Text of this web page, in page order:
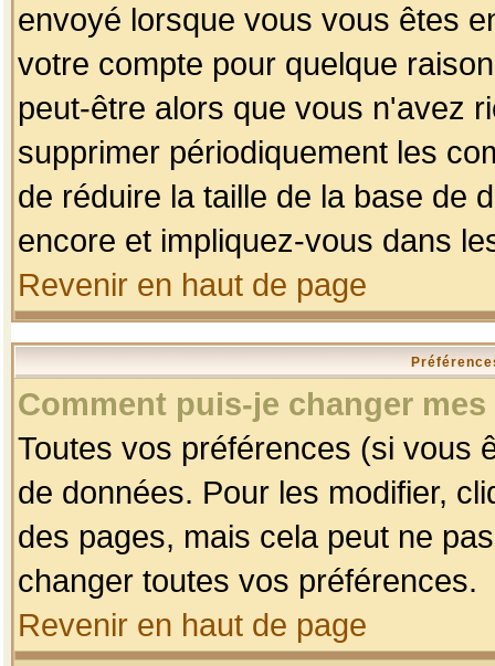
envoyé lorsque vous vous êtes
votre compte pour quelque
peut-être alors que vous n'avez
supprimer périodiquement les
de réduire la taille de la base de
encore et impliquez-vous dans
Revenir en haut de page
Comment puis-je changer
Toutes vos préférences (si vous
de données. Pour les modifier,
des pages, mais cela peut ne
changer toutes vos préférences.
Revenir en haut de page